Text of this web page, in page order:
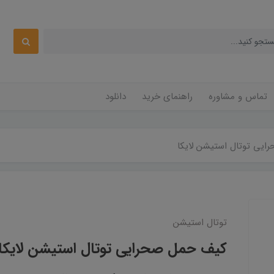
تماس و مشاوره راهنمای خرید دانلود
توتال استیشن لایکا
توتال استیشن
کیف حمل صحرایی توتال استیشن